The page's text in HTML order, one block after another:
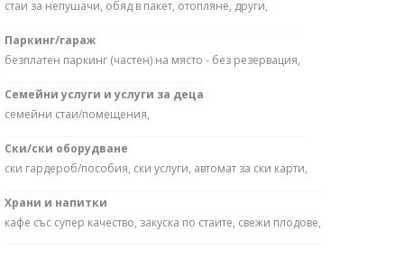
стаи за непушачи, обяд в пакет, отопляне, други,
Паркинг/гараж
безплатен паркинг (частен) на място - без резервация,
Семейни услуги и услуги за деца
семейни стаи/помещения,
Ски/ски оборудване
ски гардероб/пособия, ски услуги, автомат за ски карти,
Храни и напитки
кафе със супер качество, закуска по стаите, свежи плодове,